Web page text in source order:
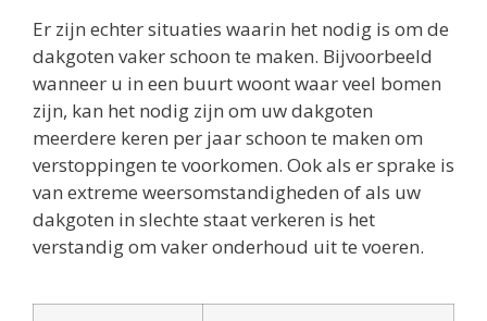
Er zijn echter situaties waarin het nodig is om de
dakgoten vaker schoon te maken. Bijvoorbeeld
wanneer u in een buurt woont waar veel bomen
zijn, kan het nodig zijn om uw dakgoten
meerdere keren per jaar schoon te maken om
verstoppingen te voorkomen. Ook als er sprake is
van extreme weersomstandigheden of als uw
dakgoten in slechte staat verkeren is het
verstandig om vaker onderhoud uit te voeren.